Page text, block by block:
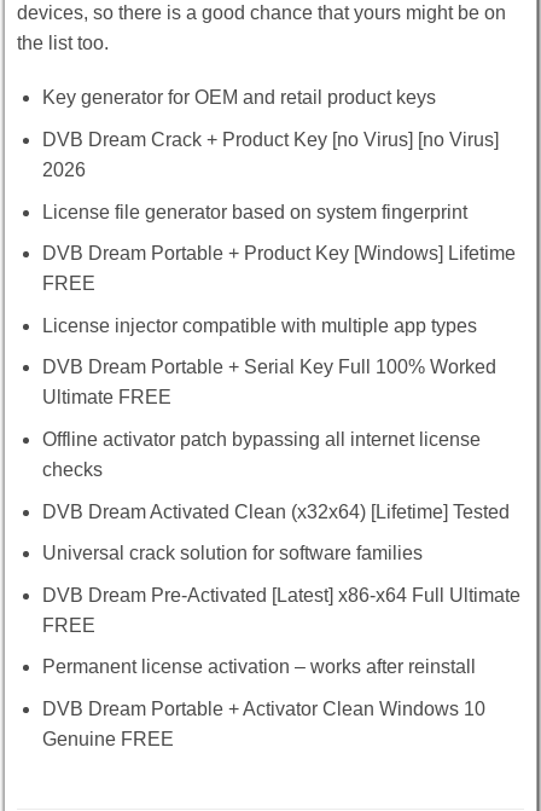
devices, so there is a good chance that yours might be on
the list too.
Key generator for OEM and retail product keys
DVB Dream Crack + Product Key [no Virus] [no Virus]
2026
License file generator based on system fingerprint
DVB Dream Portable + Product Key [Windows] Lifetime
FREE
License injector compatible with multiple app types
DVB Dream Portable + Serial Key Full 100% Worked
Ultimate FREE
Offline activator patch bypassing all internet license
checks
DVB Dream Activated Clean (x32x64) [Lifetime] Tested
Universal crack solution for software families
DVB Dream Pre-Activated [Latest] x86-x64 Full Ultimate
FREE
Permanent license activation – works after reinstall
DVB Dream Portable + Activator Clean Windows 10
Genuine FREE